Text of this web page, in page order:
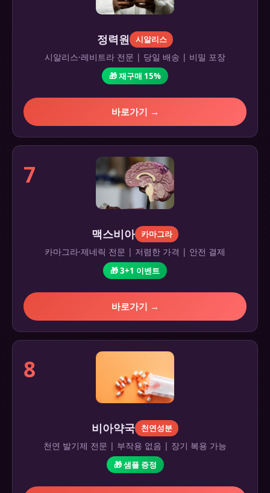
정력원 시알리스
시알리스·레비트라 전문 | 당일 배송 | 비밀 포장
🎁 재구매 15%
바로가기 →
7
맥스비아 카마그라
카마그라·제네릭 전문 | 저렴한 가격 | 안전 결제
🎁 3+1 이벤트
바로가기 →
8
비아약국 천연성분
천연 발기제 전문 | 부작용 없음 | 장기 복용 가능
🎁 샘플 증정